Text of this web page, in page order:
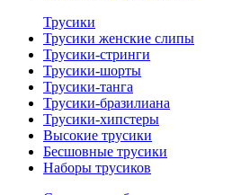
Трусики
Трусики женские слипы
Трусики-стринги
Трусики-шорты
Трусики-танга
Трусики-бразилиана
Трусики-хипстеры
Высокие трусики
Бесшовные трусики
Наборы трусиков